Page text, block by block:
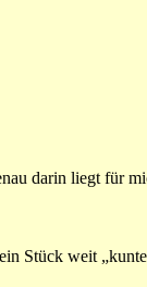
darin liegt für
Stück weit